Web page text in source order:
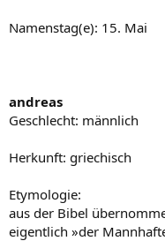
Namenstag(e): 15. Mai
andreas
Geschlecht: männlich
Herkunft: griechisch
Etymologie:
aus der Bibel
eigentlich »der